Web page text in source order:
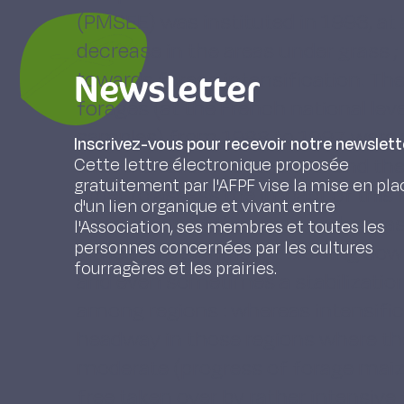
(PMSEE) was instituted in 1993, at
decrease in the areas under grass
towards forage intensification.
forages (at the French national
samples) from 1988 to 1997 were
with the reform of the CAP and
order to assess the impact of this
A reduction of the areas under
although a significant slowing
and even sometimes a
among regions : whereas
headway in those regions where
Newsletter
Inscrivez-vous pour recevoir notre
Cette lettre électronique proposée
gratuitement par l'AFPF vise la mise en
d'un lien organique et vivant entre
l'Association, ses membres et toutes les
personnes concernées par les cultures
fourragères et les prairies.